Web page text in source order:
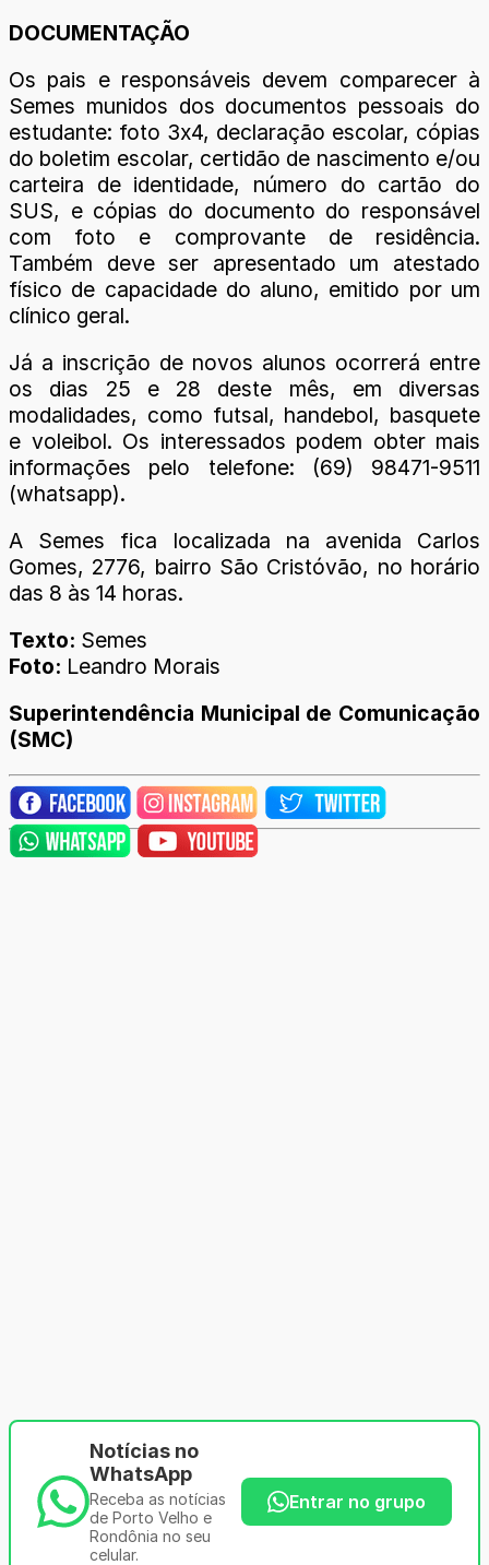
DOCUMENTAÇÃO
Os pais e responsáveis devem comparecer à
Semes munidos dos documentos pessoais do
estudante: foto 3x4, declaração escolar, cópias
do boletim escolar, certidão de nascimento e/ou
carteira de identidade, número do cartão do
SUS, e cópias do documento do responsável
com foto e comprovante de residência.
Também deve ser apresentado um atestado
físico de capacidade do aluno, emitido por um
clínico geral.
Já a inscrição de novos alunos ocorrerá entre
os dias 25 e 28 deste mês, em diversas
modalidades, como futsal, handebol, basquete
e voleibol. Os interessados podem obter mais
informações pelo telefone: (69) 98471-9511
(whatsapp).
A Semes fica localizada na avenida Carlos
Gomes, 2776, bairro São Cristóvão, no horário
das 8 às 14 horas.
Texto: Semes
Foto: Leandro Morais
Superintendência Municipal de Comunicação
(SMC)
Notícias no
WhatsApp
Receba as notícias
de Porto Velho e
Rondônia no seu
celular.
Entrar no grupo